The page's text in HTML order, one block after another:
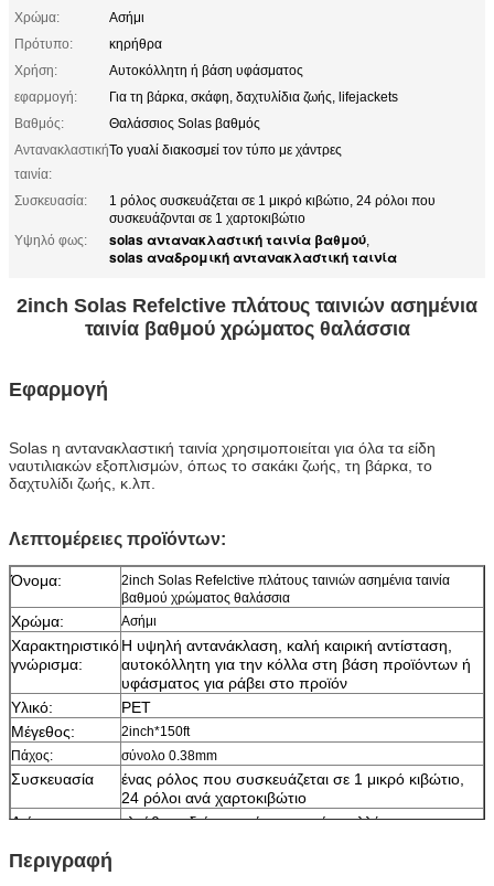
Χρώμα:
Ασήμι
Πρότυπο:
κηρήθρα
Χρήση:
Αυτοκόλλητη ή βάση υφάσματος
εφαρμογή:
Για τη βάρκα, σκάφη, δαχτυλίδια ζωής, lifejackets
Βαθμός:
Θαλάσσιος Solas βαθμός
Αντανακλαστική
ταινία:
Το γυαλί διακοσμεί τον τύπο με χάντρες
Συσκευασία:
1 ρόλος συσκευάζεται σε 1 μικρό κιβώτιο, 24 ρόλοι που
συσκευάζονται σε 1 χαρτοκιβώτιο
Υψηλό φως:
solas αντανακλαστική ταινία βαθμού,
solas αναδρομική αντανακλαστική ταινία
2inch Solas Refelctive πλάτους ταινιών ασημένια
ταινία βαθμού χρώματος θαλάσσια
Εφαρμογή
Solas η αντανακλαστική ταινία χρησιμοποιείται για όλα τα είδη
ναυτιλιακών εξοπλισμών, όπως το σακάκι ζωής, τη βάρκα, το
δαχτυλίδι ζωής, κ.λπ.
Λεπτομέρειες προϊόντων:
Όνομα:
2inch Solas Refelctive πλάτους ταινιών ασημένια ταινία
βαθμού χρώματος θαλάσσια
Χρώμα: Ασήμι
Χαρακτηριστικό
γνώρισμα:
Η υψηλή αντανάκλαση, καλή καιρική αντίσταση,
αυτοκόλλητη για την κόλλα στη βάση προϊόντων ή
υφάσματος για ράβει στο προϊόν
Υλικό:
PET
Μέγεθος:
2inch*150ft
Πάχος:
σύνολο 0.38mm
Συσκευασία
ένας ρόλος που συσκευάζεται σε 1 μικρό κιβώτιο,
24 ρόλοι ανά χαρτοκιβώτιο
Δείγμα:
ελεύθερο δείγμα ενώ το φορτίο συλλέγει
Περιγραφή